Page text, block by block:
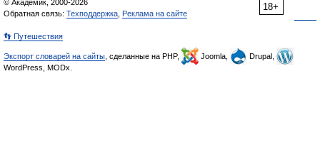
18+
© Академик, 2000-2026
Обратная связь: Техподдержка Реклама на сайте
👣 Путешествия
Экспорт словарей на сайты , сделанные на PHP, Joomla,
Drupal,
WordPress, MODx.